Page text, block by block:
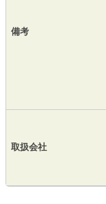
備考
取扱会社